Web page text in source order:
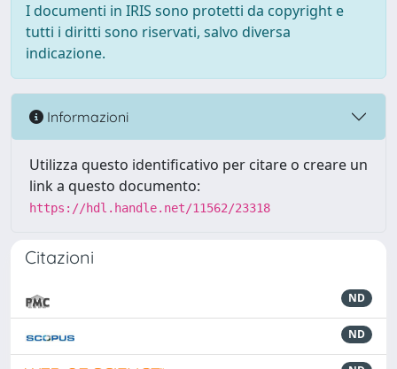
I documenti in IRIS sono protetti da copyright e
tutti i diritti sono riservati, salvo diversa
indicazione.
Informazioni
Utilizza questo identificativo per citare o creare un
link a questo documento:
https://hdl.handle.net/11562/23318
Citazioni
ND
ND